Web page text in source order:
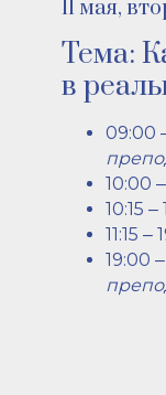
11 мая,
Тема:
в
09:00
10:00
10:15
11:15
19:00